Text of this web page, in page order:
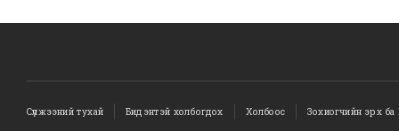
Сүлжээний тухай Бидэнтэй холбогдох Холбоос Зохиогчийн эрх